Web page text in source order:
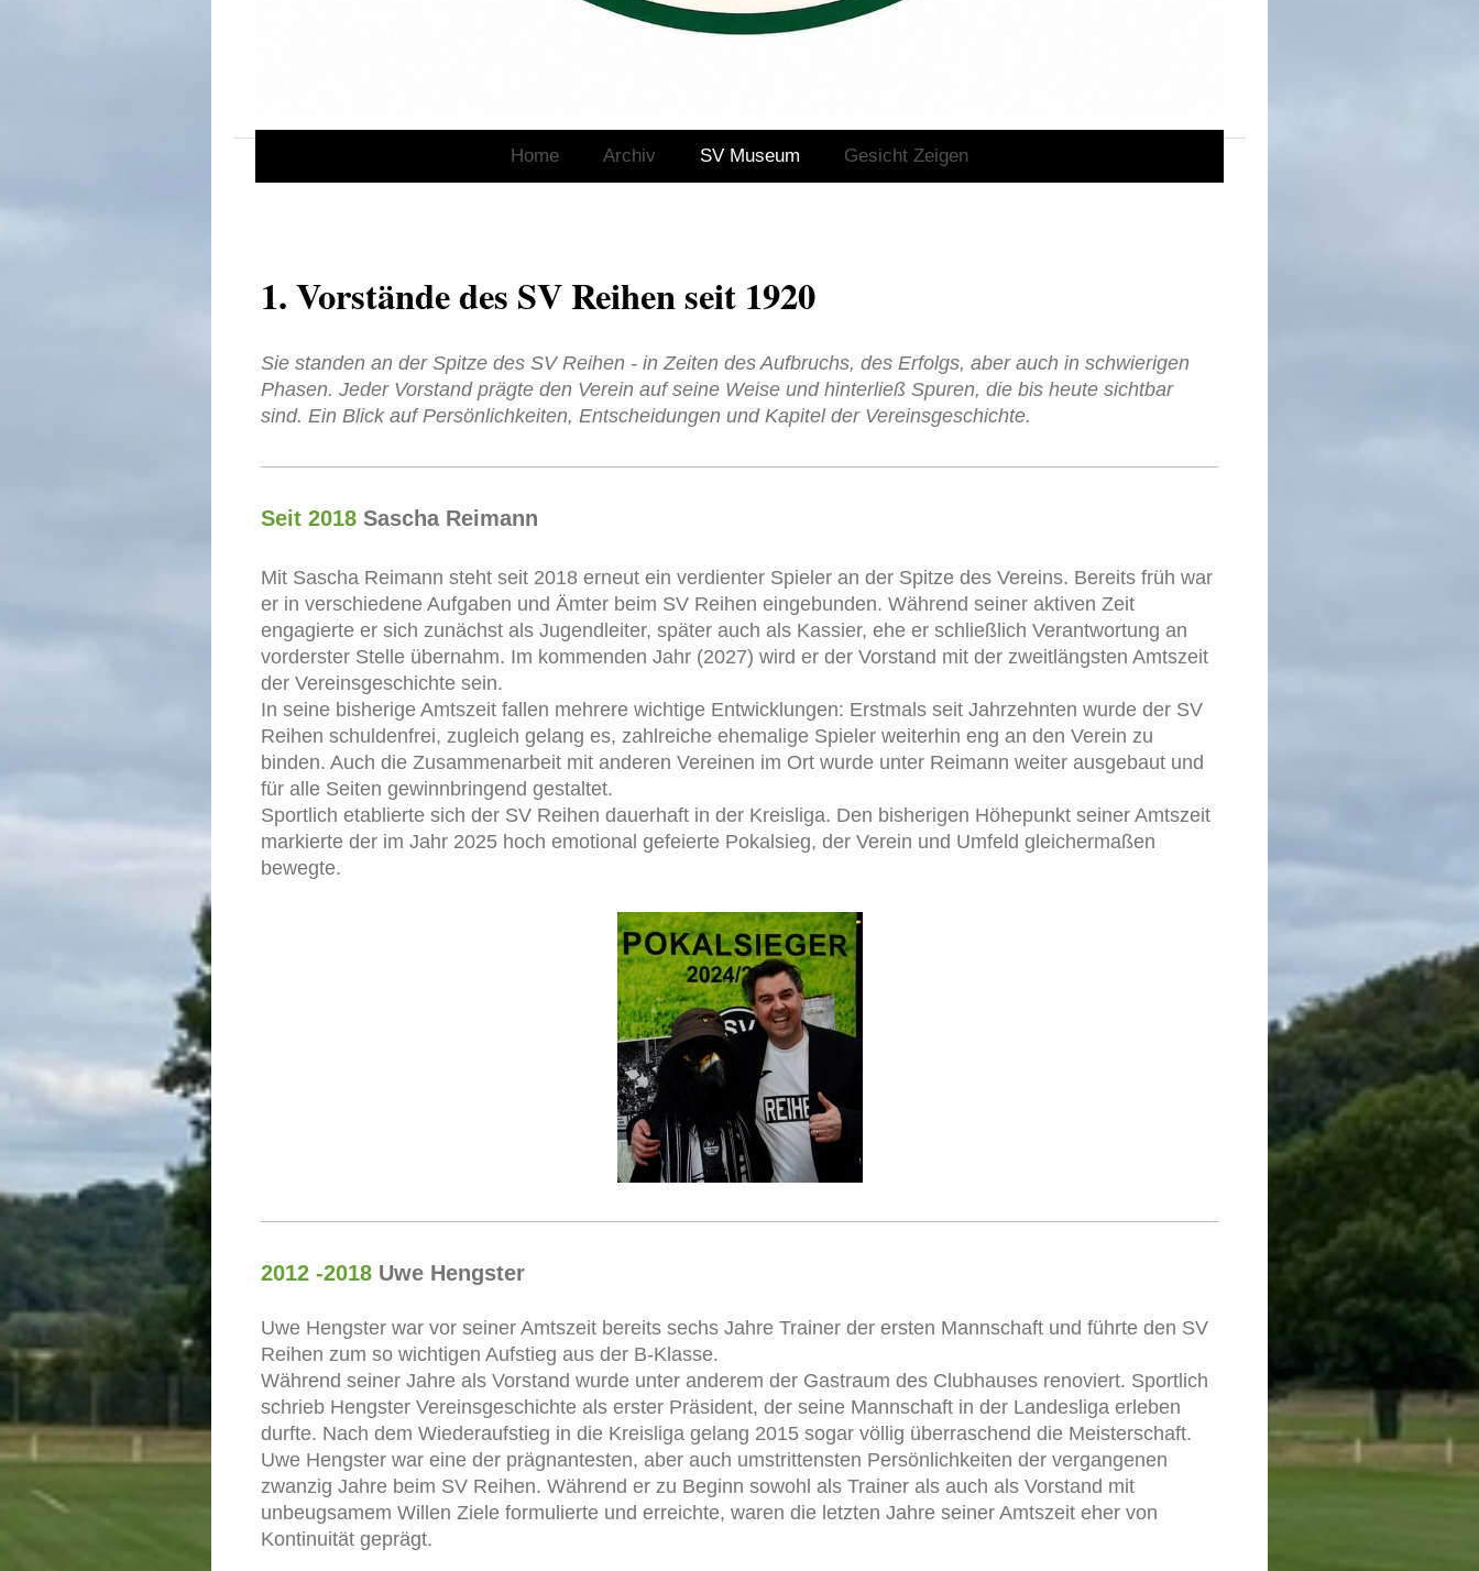
Home Archiv SV Museum Gesicht Zeigen
1. Vorstände des SV Reihen seit 1920
Sie standen an der Spitze des SV Reihen - in Zeiten des Aufbruchs, des Erfolgs, aber auch in schwierigen
Phasen. Jeder Vorstand prägte den Verein auf seine Weise und hinterließ Spuren, die bis heute sichtbar
sind. Ein Blick auf Persönlichkeiten, Entscheidungen und Kapitel der Vereinsgeschichte.
Seit 2018 Sascha Reimann
Mit Sascha Reimann steht seit 2018 erneut ein verdienter Spieler an der Spitze des Vereins. Bereits früh war
er in verschiedene Aufgaben und Ämter beim SV Reihen eingebunden. Während seiner aktiven Zeit
engagierte er sich zunächst als Jugendleiter, später auch als Kassier, ehe er schließlich Verantwortung an
vorderster Stelle übernahm. Im kommenden Jahr (2027) wird er der Vorstand mit der zweitlängsten Amtszeit
der Vereinsgeschichte sein.
In seine bisherige Amtszeit fallen mehrere wichtige Entwicklungen: Erstmals seit Jahrzehnten wurde der SV
Reihen schuldenfrei, zugleich gelang es, zahlreiche ehemalige Spieler weiterhin eng an den Verein zu
binden. Auch die Zusammenarbeit mit anderen Vereinen im Ort wurde unter Reimann weiter ausgebaut und
für alle Seiten gewinnbringend gestaltet.
Sportlich etablierte sich der SV Reihen dauerhaft in der Kreisliga. Den bisherigen Höhepunkt seiner Amtszeit
markierte der im Jahr 2025 hoch emotional gefeierte Pokalsieg, der Verein und Umfeld gleichermaßen
bewegte.
2012 -2018 Uwe Hengster
Uwe Hengster war vor seiner Amtszeit bereits sechs Jahre Trainer der ersten Mannschaft und führte den SV
Reihen zum so wichtigen Aufstieg aus der B-Klasse.
Während seiner Jahre als Vorstand wurde unter anderem der Gastraum des Clubhauses renoviert. Sportlich
schrieb Hengster Vereinsgeschichte als erster Präsident, der seine Mannschaft in der Landesliga erleben
durfte. Nach dem Wiederaufstieg in die Kreisliga gelang 2015 sogar völlig überraschend die Meisterschaft.
Uwe Hengster war eine der prägnantesten, aber auch umstrittensten Persönlichkeiten der vergangenen
zwanzig Jahre beim SV Reihen. Während er zu Beginn sowohl als Trainer als auch als Vorstand mit
unbeugsamem Willen Ziele formulierte und erreichte, waren die letzten Jahre seiner Amtszeit eher von
Kontinuität geprägt.